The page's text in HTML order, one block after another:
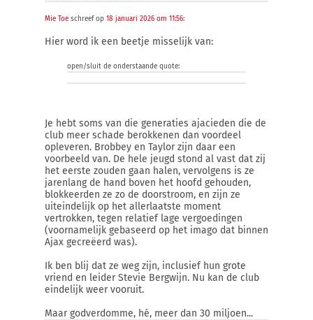
Mie Toe schreef op 18 januari 2026 om 11:56:
Hier word ik een beetje misselijk van:
open/sluit de onderstaande quote:
Je hebt soms van die generaties ajacieden die de
club meer schade berokkenen dan voordeel
opleveren. Brobbey en Taylor zijn daar een
voorbeeld van. De hele jeugd stond al vast dat zij
het eerste zouden gaan halen, vervolgens is ze
jarenlang de hand boven het hoofd gehouden,
blokkeerden ze zo de doorstroom, en zijn ze
uiteindelijk op het allerlaatste moment
vertrokken, tegen relatief lage vergoedingen
(voornamelijk gebaseerd op het imago dat binnen
Ajax gecreëerd was).
Ik ben blij dat ze weg zijn, inclusief hun grote
vriend en leider Stevie Bergwijn. Nu kan de club
eindelijk weer vooruit.
Maar godverdomme, hé, meer dan 30 miljoen...